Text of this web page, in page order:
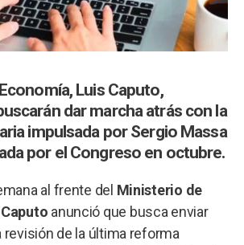
Luis Caputo,
dar marcha atrás con la
impulsada por Sergio Massa
por el Congreso en octubre.
al frente del Ministerio de
anunció que busca enviar
revisión de la última reforma